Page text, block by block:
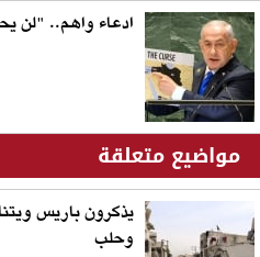
ادعاء واهم.. "لن
مواضيع متعلقة
يذكرون باريس
وحلب